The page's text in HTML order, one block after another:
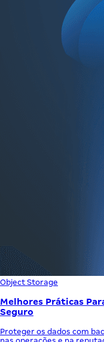
Object Storage
Melhores Práticas
Seguro
Proteger os dados com